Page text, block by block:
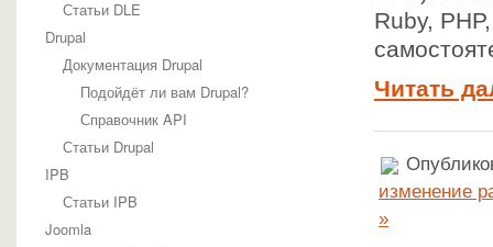
Статьи DLE
Drupal
Документация Drupal
Подойдёт ли вам Drupal?
Справочник API
Статьи Drupal
IPB
Статьи IPB
Joomla
Ruby,
Читать
изменение
»